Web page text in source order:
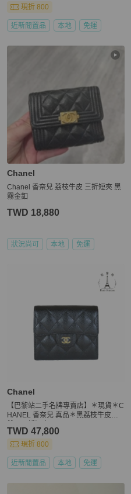
現折 800
近新閒置品 本地 免運
Chanel
Chanel 香奈兒 荔枝牛皮 三折短夾 黑
霧金釦
TWD 18,880
狀況尚可 本地 免運
Chanel
【巴黎站二手名牌專賣店】＊現貨＊C
HANEL 香奈兒 真品＊黑荔枝牛皮金
TWD 47,800
現折 800
近新閒置品 本地 免運